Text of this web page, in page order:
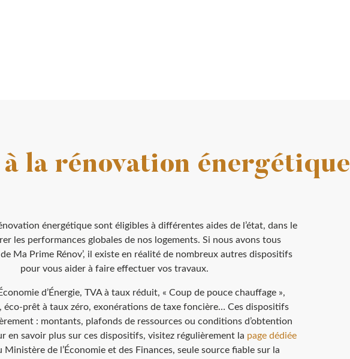
la rénovation énergétique
énergétique sont éligibles à différentes aides de l’état, dans le
les performances globales de nos logements. Si nous avons tous
Ma Prime Rénov’, il existe en réalité de nombreux autres dispositifs
pour vous aider à faire effectuer vos travaux.
d’Énergie, TVA à taux réduit, « Coup de pouce chauffage »,
éco-prêt à taux zéro, exonérations de taxe foncière… Ces dispositifs
: montants, plafonds de ressources ou conditions d’obtention
en savoir plus sur ces dispositifs, visitez régulièrement la page dédiée
Ministère de l’Économie et des Finances, seule source fiable sur la